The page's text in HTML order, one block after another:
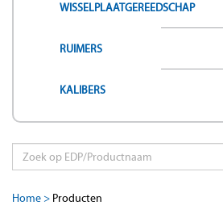
WISSELPLAATGEREEDSCHAP
RUIMERS
KALIBERS
Home Producten